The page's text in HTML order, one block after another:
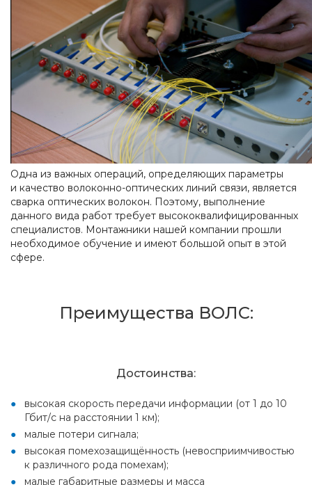
Одна из важных операций, определяющих параметры
и качество волоконно-оптических линий связи, является
сварка оптических волокон. Поэтому, выполнение
данного вида работ требует высококвалифицированных
специалистов. Монтажники нашей компании прошли
необходимое обучение и имеют большой опыт в этой
сфере.
Преимущества ВОЛС:
Достоинства:
высокая скорость передачи информации (от 1 до 10
Гбит/с на расстоянии 1 км);
малые потери сигнала;
высокая помехозащищённость (невосприимчивостью
к различного рода помехам);
малые габаритные размеры и масса